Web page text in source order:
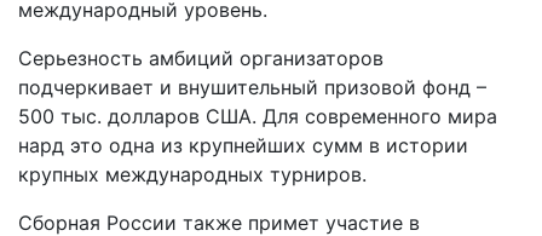
международный уровень.
Серьезность амбиций организаторов
подчеркивает и внушительный призовой фонд –
500 тыс. долларов США. Для современного мира
нард это одна из крупнейших сумм в истории
крупных международных турниров.
Сборная России также примет участие в